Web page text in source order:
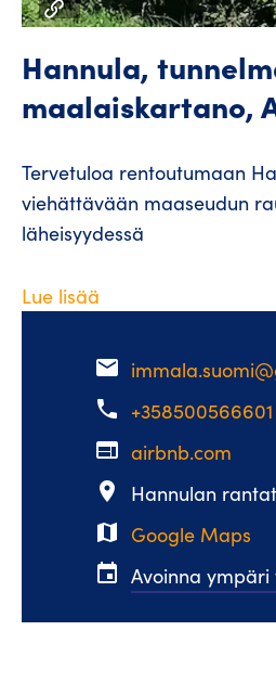
Hannula,
maalaiskartano,
Tervetuloa rentoutumaan
viehättävään maaseudun
läheisyydessä
Lue lisää
email
phone +358500566601
web airbnb.com
place
Hannulan
map Google Maps
event Avoinna ympäri